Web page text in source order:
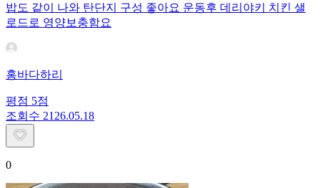
밥도 같이 나와 탄단지 구성 좋아요 운동후 데리야키 치킨 샐
로드로 영양보충함요
홍바다하리
평점 5점
조회수 21 26.05.18
0